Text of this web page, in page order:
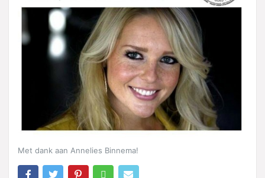
Met dank aan Annelies Binnema!